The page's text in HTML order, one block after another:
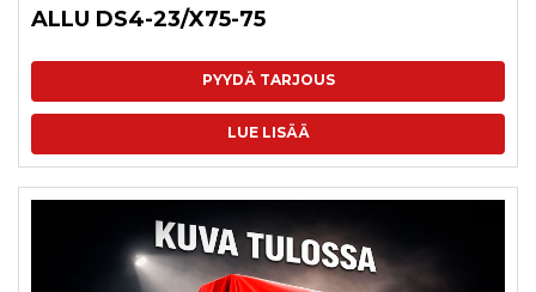
ALLU DS4-23/X75-75
PYYDÄ TARJOUS
LUE LISÄÄ